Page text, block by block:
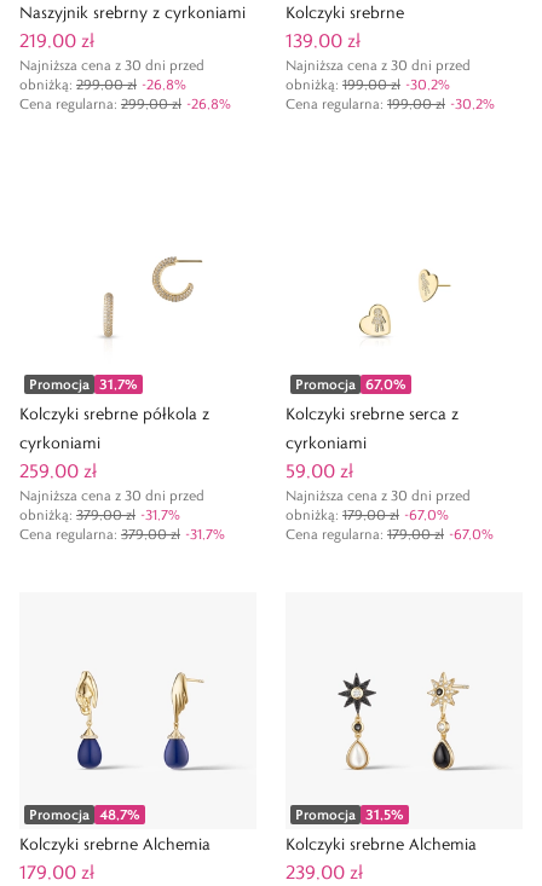
Naszyjnik srebrny z cyrkoniami
219,00 zł
Najniższa cena z 30 dni przed
obniżką: 299,00 zł -26,8%
Cena regularna: 299,00 zł -26,8%
Kolczyki srebrne
139,00 zł
Najniższa cena z 30 dni przed
obniżką: 199,00 zł -30,2%
Cena regularna: 199,00 zł -30,2%
Promocja 31,7%
Kolczyki srebrne półkola z
cyrkoniami
259,00 zł
Najniższa cena z 30 dni przed
obniżką: 379,00 zł -31,7%
Cena regularna: 379,00 zł -31,7%
Promocja 67,0%
Kolczyki srebrne serca z
cyrkoniami
59,00 zł
Najniższa cena z 30 dni przed
obniżką: 179,00 zł -67,0%
Cena regularna: 179,00 zł -67,0%
Promocja 48,7%
Kolczyki srebrne Alchemia
179,00 zł
Promocja 31,5%
Kolczyki srebrne Alchemia
239,00 zł